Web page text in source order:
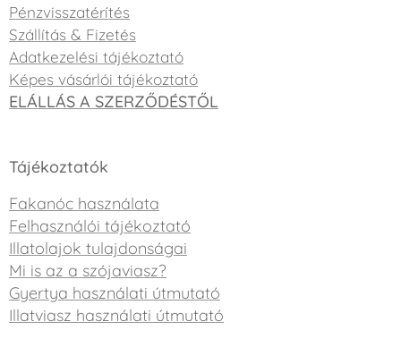
Pénzvisszatérítés
Szállítás & Fizetés
Adatkezelési tájékoztató
Képes vásárlói tájékoztató
ELÁLLÁS A SZERZŐDÉSTŐL
Tájékoztatók
Fakanóc használata
Felhasználói tájékoztató
Illatolajok tulajdonságai
Mi is az a szójaviasz?
Gyertya használati útmutató
Illatviasz használati útmutató